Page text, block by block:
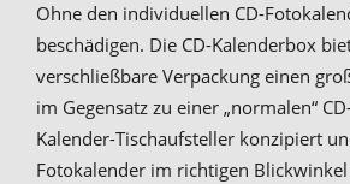
Ohne den individuellen CD-
beschädigen. Die CD-Kalenderbox
verschließbare Verpackung einen
im Gegensatz zu einer „normalen“
Kalender-Tischaufsteller konzipiert
Fotokalender im richtigen